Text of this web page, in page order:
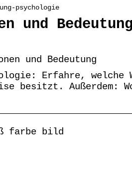
psychologie
und
und Bedeutung
Erfahre, welche
besitzt. Außerdem:
farbe bild